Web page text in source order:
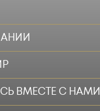
ВМЕСТЕ С НАМИ